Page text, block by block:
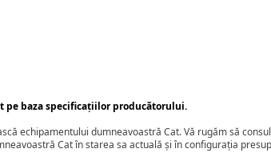
pe baza specificațiilor producătorului.
echipamentului dumneavoastră Cat. Vă rugăm să
Cat în starea sa actuală și în configurația